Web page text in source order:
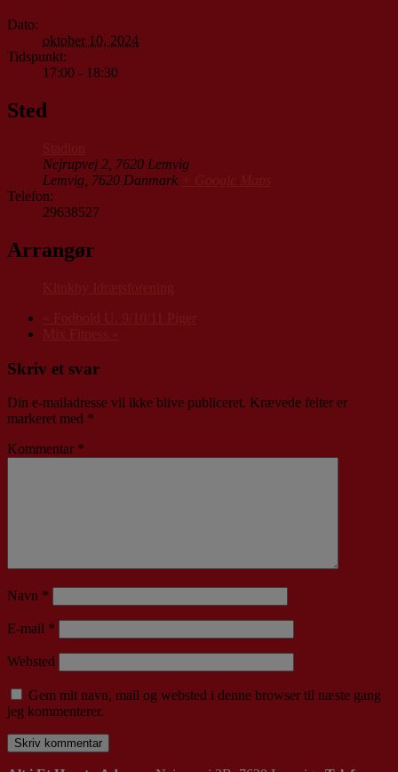
Dato:
oktober 10, 2024
Tidspunkt:
17:00 - 18:30
Sted
Nejrupvej 2, 7620 Lemvig
Lemvig 7620 Danmark
Telefon:
29638527
Arrangør
Skriv et svar
Din e-mailadresse vil ikke blive publiceret. Krævede felter er
markeret med *
Kommentar *
Navn *
E-mail *
Websted
Gem mit navn, mail og websted i denne browser til næste gang
jeg kommenterer.